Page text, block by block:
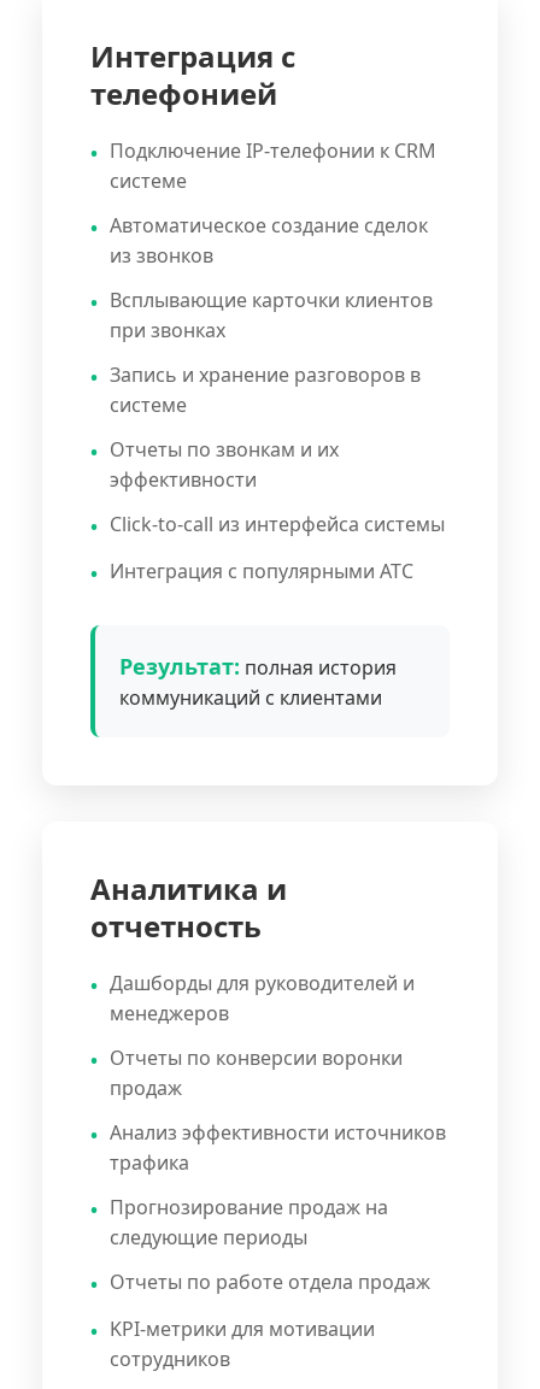
Интеграция с
телефонией
Подключение IP-телефонии к CRM
системе
Автоматическое создание сделок
из звонков
Всплывающие карточки клиентов
при звонках
Запись и хранение разговоров в
системе
Отчеты по звонкам и их
эффективности
Click-to-call из интерфейса системы
Интеграция с популярными АТС
Результат: полная история
коммуникаций с клиентами
Аналитика и
отчетность
Дашборды для руководителей и
менеджеров
Отчеты по конверсии воронки
продаж
Анализ эффективности источников
трафика
Прогнозирование продаж на
следующие периоды
Отчеты по работе отдела продаж
KPI-метрики для мотивации
сотрудников